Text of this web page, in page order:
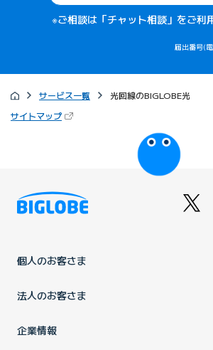
※ご相談は「チャット相談」をご利
届出番号(
サービス一覧
光回線のBIGLOBE光
サイトマップ（新しいタブで開きます）
びっぷるのページ
個人のお客さま
法人のお客さま
企業情報